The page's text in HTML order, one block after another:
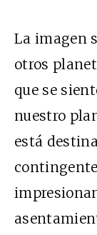
La imagen
otros
que se
nuestro
está